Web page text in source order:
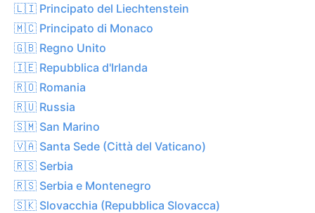
🇱🇮 Principato del Liechtenstein
🇲🇨 Principato di Monaco
🇬🇧 Regno Unito
🇮🇪 Repubblica d'Irlanda
🇷🇴 Romania
🇷🇺 Russia
🇸🇲 San Marino
🇻🇦 Santa Sede (Città del Vaticano)
🇷🇸 Serbia
🇷🇸 Serbia e Montenegro
🇸🇰 Slovacchia (Repubblica Slovacca)